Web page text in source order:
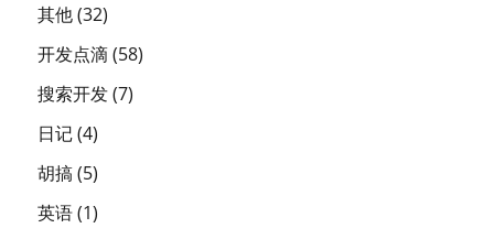
其他(32)
开发点滴(58)
搜索开发(7)
日记(4)
胡搞(5)
英语(1)